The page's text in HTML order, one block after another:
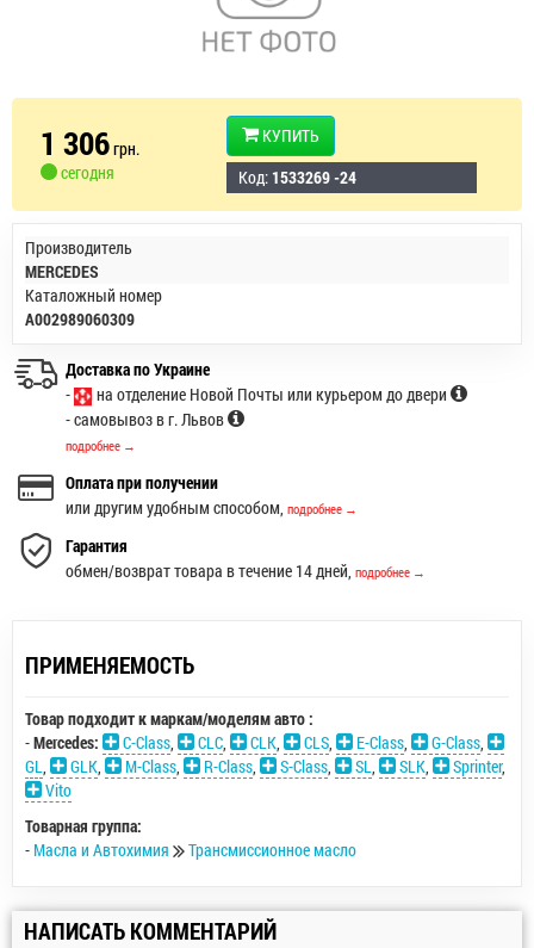
1 306грн.
сегодня
КУПИТЬ
Код: 1533269 -24
Производитель
MERCEDES
Каталожный номер
A002989060309
Доставка по Украине
-
на отделение Новой Почты или курьером до двери
- самовывоз в г. Львов
подробнее →
Оплата при получении
или другим удобным способом, подробнее →
Гарантия
обмен/возврат товара в течение 14 дней, подробнее →
ПРИМЕНЯЕМОСТЬ
Товар подходит к маркам/моделям авто :
-Mercedes: C-Class, CLC, CLK, CLS, E-Class, G-Class,
GL, GLK, M-Class, R-Class, S-Class, SL, SLK, Sprinter,
Vito
Товарная группа:
- Масла и Автохимия Трансмиссионное масло
НАПИСАТЬ КОММЕНТАРИЙ